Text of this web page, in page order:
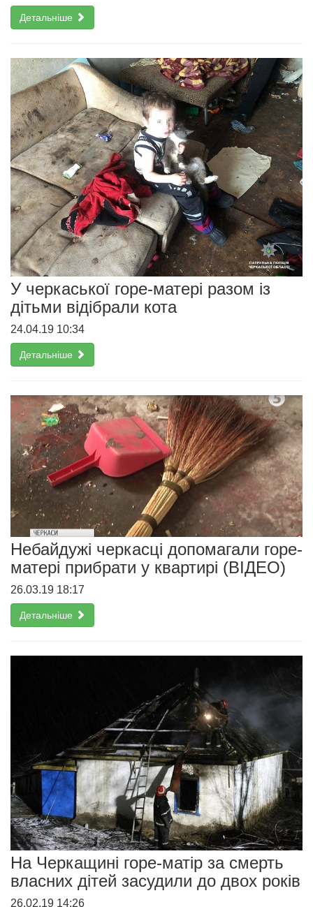
Детальніше
У черкаської горе-матері разом із
дітьми відібрали кота
24.04.19 10:34
Детальніше
Небайдужі черкасці допомагали горе-
матері прибрати у квартирі (ВІДЕО)
26.03.19 18:17
Детальніше
На Черкащині горе-матір за смерть
власних дітей засудили до двох років
26.02.19 14:26